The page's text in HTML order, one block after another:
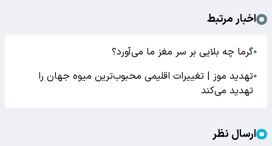
اخبار مرتبط
●گرما چه بلایی بر سر مغز ما می‌آورد؟
●تهدید موز | تغییرات اقلیمی محبوب‌ترین میوه جهان را
تهدید می‌کند
ارسال نظر